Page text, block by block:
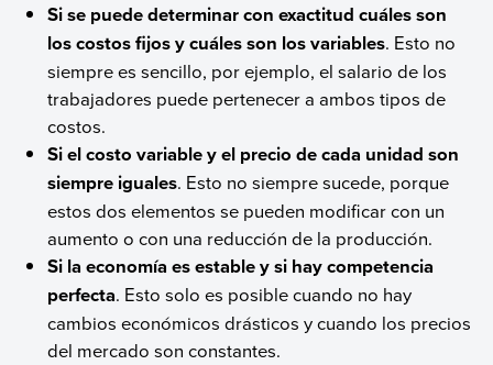
Si se puede determinar con exactitud cuáles son
los costos fijos y cuáles son los variables. Esto no
siempre es sencillo, por ejemplo, el salario de los
trabajadores puede pertenecer a ambos tipos de
costos.
Si el costo variable y el precio de cada unidad son
siempre iguales. Esto no siempre sucede, porque
estos dos elementos se pueden modificar con un
aumento o con una reducción de la producción.
Si la economía es estable y si hay competencia
perfecta. Esto solo es posible cuando no hay
cambios económicos drásticos y cuando los precios
del mercado son constantes.